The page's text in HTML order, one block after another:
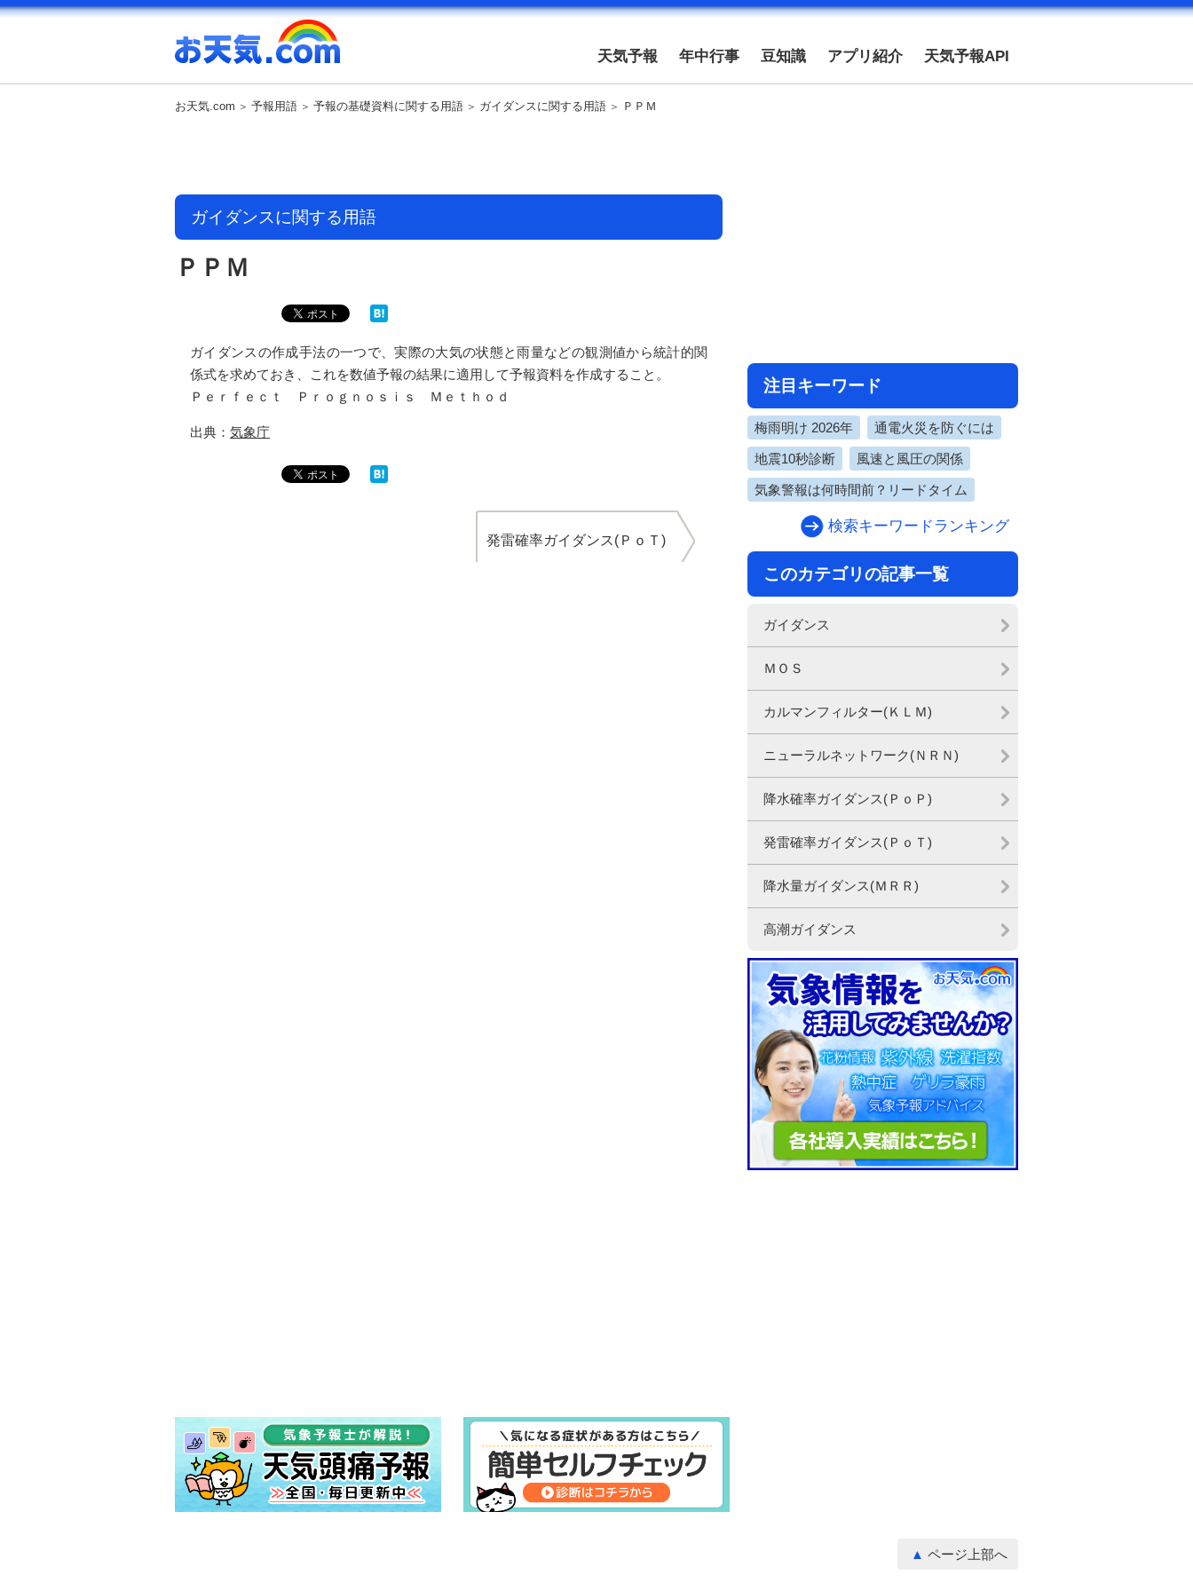
天気予報 年中行事 豆知識 アプリ紹介 天気予報API
お天気.com 予報用語 予報の基礎資料に関する用語 ガイダンスに関する用語 ＰＰＭ
ガイダンスに関する用語
ＰＰＭ
ガイダンスの作成手法の一つで、実際の大気の状態と雨量などの観測値から統計的関
係式を求めておき、これを数値予報の結果に適用して予報資料を作成すること。
Ｐｅｒｆｅｃｔ Ｐｒｏｇｎｏｓｉｓ Ｍｅｔｈｏｄ
出典： 気象庁
発雷確率ガイダンス(ＰｏＴ)
注目キーワード
梅雨明け 2026年 通電火災を防ぐには
地震10秒診断 風速と風圧の関係
気象警報は何時間前？リードタイム
検索キーワードランキング
このカテゴリの記事一覧
ガイダンス
ＭＯＳ
カルマンフィルター(ＫＬＭ)
ニューラルネットワーク(ＮＲＮ)
降水確率ガイダンス(ＰｏＰ)
発雷確率ガイダンス(ＰｏＴ)
降水量ガイダンス(ＭＲＲ)
高潮ガイダンス
ページ上部へ